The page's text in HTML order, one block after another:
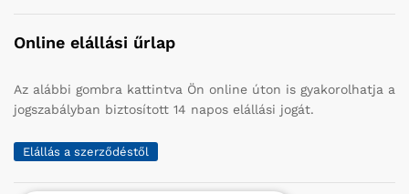
Online elállási űrlap
Az alábbi gombra kattintva Ön online úton is gyakorolhatja a
jogszabályban biztosított 14 napos elállási jogát.
Elállás a szerződéstől